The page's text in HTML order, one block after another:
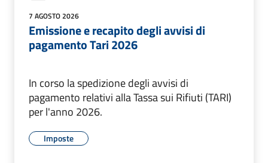
7 AGOSTO 2026
Emissione e recapito degli avvisi di
pagamento Tari 2026
In corso la spedizione degli avvisi di
pagamento relativi alla Tassa sui Rifiuti (TARI)
per l'anno 2026.
Imposte